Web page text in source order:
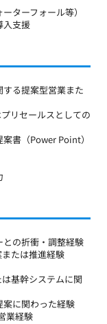
ターフォール等）
入支援
する提案型営業また
リセールスとしての
書（Power Point）
との折衝・調整経験
たは推進経験
基幹システムに関
案に関わった経験
業経験